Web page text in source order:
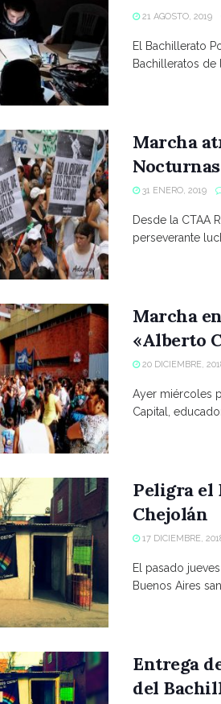
21 AGOSTO, 2019
El Bachillerato
Bachilleratos de
Marcha
Nocturnas
31 ENERO, 2019
Desde la CTAA
perseverante
Marcha
«Alberto
20 DICIEMBRE,
Ayer miércoles
Capital,
Peligra el
Chejolán
17 DICIEMBRE,
El pasado
Buenos Aires
Entrega
del